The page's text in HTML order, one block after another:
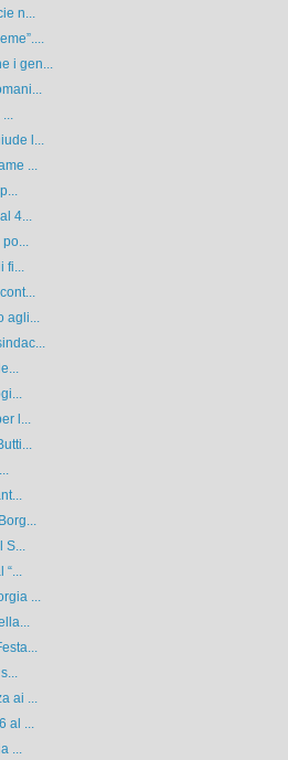
n...
i gen...
l...
...
4...
po...
fi...
agli...
l...
S...
“...
...
ai ...
al ...
...